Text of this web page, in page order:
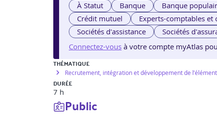
À Statut Banque Banque
Crédit mutuel
Experts-comptables et
Sociétés d'assistance
Sociétés
Connectez-vous à votre compte myAtlas
THÉMATIQUE
Recrutement, intégration et développement de
DURÉE
7 h
Public